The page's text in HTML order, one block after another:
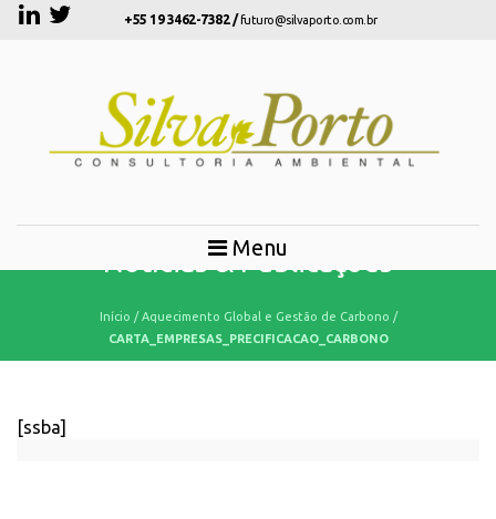
+55 19 3462-7382 /futuro@silvaporto.com.br
Menu
Notícias & Publicações
Início /Aquecimento Global e Gestão de Carbono /
CARTA_EMPRESAS_PRECIFICACAO_CARBONO
[ssba]